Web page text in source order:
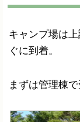
キャンプ場は
ぐに到着。
まずは管理棟で